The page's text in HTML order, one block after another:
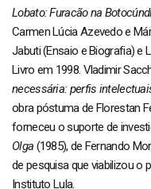
Lobato: Furacão na
Carmen Lúcia Azevedo e
Jabuti (Ensaio e Biografia) e
Livro em 1998. Vladimir
necessária: perfis
obra póstuma de Florestan
forneceu o suporte de
Olga (1985), de Fernando
de pesquisa que viabilizou o
Instituto Lula.